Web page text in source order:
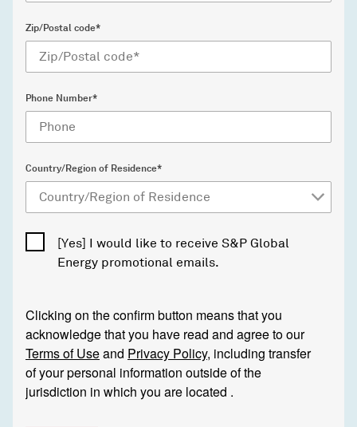
Zip/Postal code*
Phone Number*
Country/Region of Residence*
[Yes] I would like to receive S&P Global
Energy promotional emails.
Clicking on the confirm button means that you
acknowledge that you have read and agree to our
Terms of Useand Privacy Policy, including transfer
of your personal information outside of the
jurisdiction in which you are located .